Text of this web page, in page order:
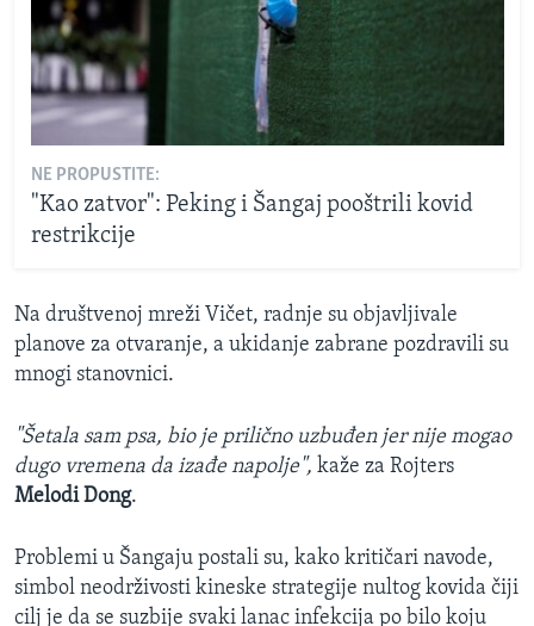
NE PROPUSTITE:
"Kao zatvor": Peking i Šangaj pooštrili kovid
restrikcije
Na društvenoj mreži Vičet, radnje su objavljivale
planove za otvaranje, a ukidanje zabrane pozdravili su
mnogi stanovnici.
"Šetala sam psa, bio je prilično uzbuđen jer nije mogao
dugo vremena da izađe napolje", kaže za Rojters
Melodi Dong.
Problemi u Šangaju postali su, kako kritičari navode,
simbol neodrživosti kineske strategije nultog kovida čiji
cilj je da se suzbije svaki lanac infekcija po bilo koju